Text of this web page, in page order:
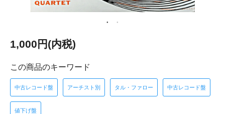
1,000円(内税)
この商品のキーワード
中古レコード盤 アーチスト別 タル・ファロー 中古レコード盤
値下げ盤